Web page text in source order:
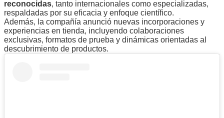
reconocidas, tanto internacionales como especializadas,
respaldadas por su eficacia y enfoque científico.
Además, la compañía anunció nuevas incorporaciones y
experiencias en tienda, incluyendo colaboraciones
exclusivas, formatos de prueba y dinámicas orientadas al
descubrimiento de productos.